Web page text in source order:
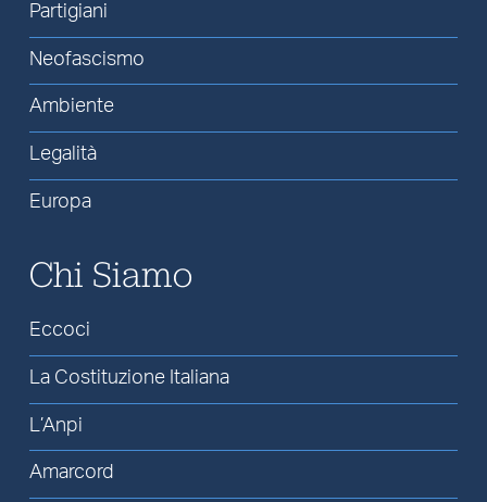
Partigiani
Neofascismo
Ambiente
Legalità
Europa
Chi Siamo
Eccoci
La Costituzione Italiana
L’Anpi
Amarcord